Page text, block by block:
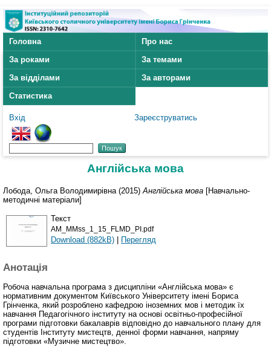
Головна
Про нас
За роками
За темами
За відділами
За авторами
Статистика
Вхід Зареєструватись
Англійська мова
Лобода, Ольга Володимирівна (2015) Англійська мова [Навчально-
методичні матеріали]
Текст
AM_MMss_1_15_FLMD_PI.pdf
Download (882kB) | Перегляд
Анотація
Робоча навчальна програма з дисципліни «Англійська мова» є
нормативним документом Київського Університету імені Бориса
Грінченка, який розроблено кафедрою іноземних мов і методик їх
навчання Педагогічного інституту на основі освітньо-професійної
програми підготовки бакалаврів відповідно до навчального плану для
студентів Інституту мистецтв, денної форми навчання, напряму
підготовки «Музичне мистецтво».